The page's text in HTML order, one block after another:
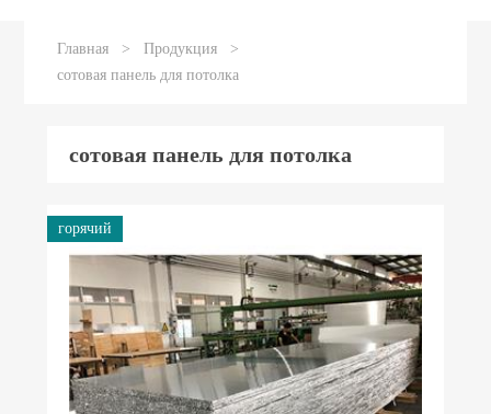
Главная > Продукция
>
сотовая панель для потолка
сотовая панель для потолка
горячий